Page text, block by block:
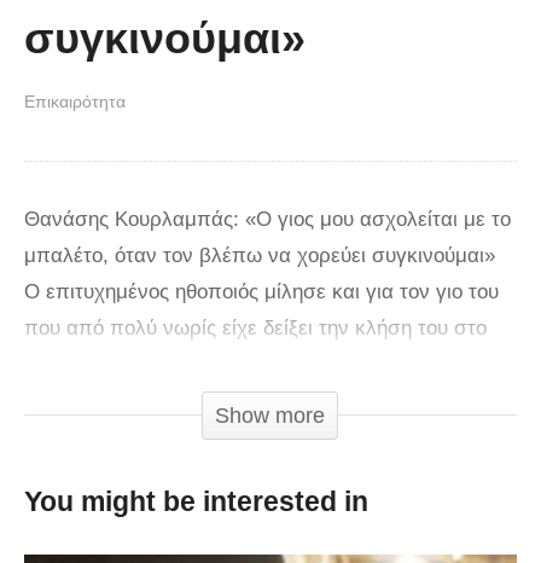
συγκινούμαι»
Επικαιρότητα
Θανάσης Κουρλαμπάς: «Ο γιος μου ασχολείται με το
μπαλέτο, όταν τον βλέπω να χορεύει συγκινούμαι»
Ο επιτυχημένος ηθοποιός μίλησε και για τον γιο του
που από πολύ νωρίς είχε δείξει την κλήση του στο
συγκινείται. «Ο γιος μου ασχολείται με το μπαλέτο.
Είναι ένα θέμα, το οποίο το τελευταίο μεγάλο
όταν έτυχε και το είπα την πρώτη φορά πήρε μια
Show more
You might be interested in